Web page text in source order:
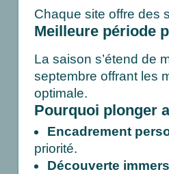
Chaque site offre des
Meilleure période
La saison s’étend de
septembre offrant les
optimale.
Pourquoi plonger
Encadrement
priorité.
Découverte